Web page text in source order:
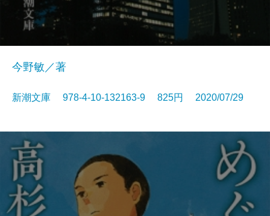
今野敏／著
新潮文庫 978-4-10-132163-9 825円 2020/07/29